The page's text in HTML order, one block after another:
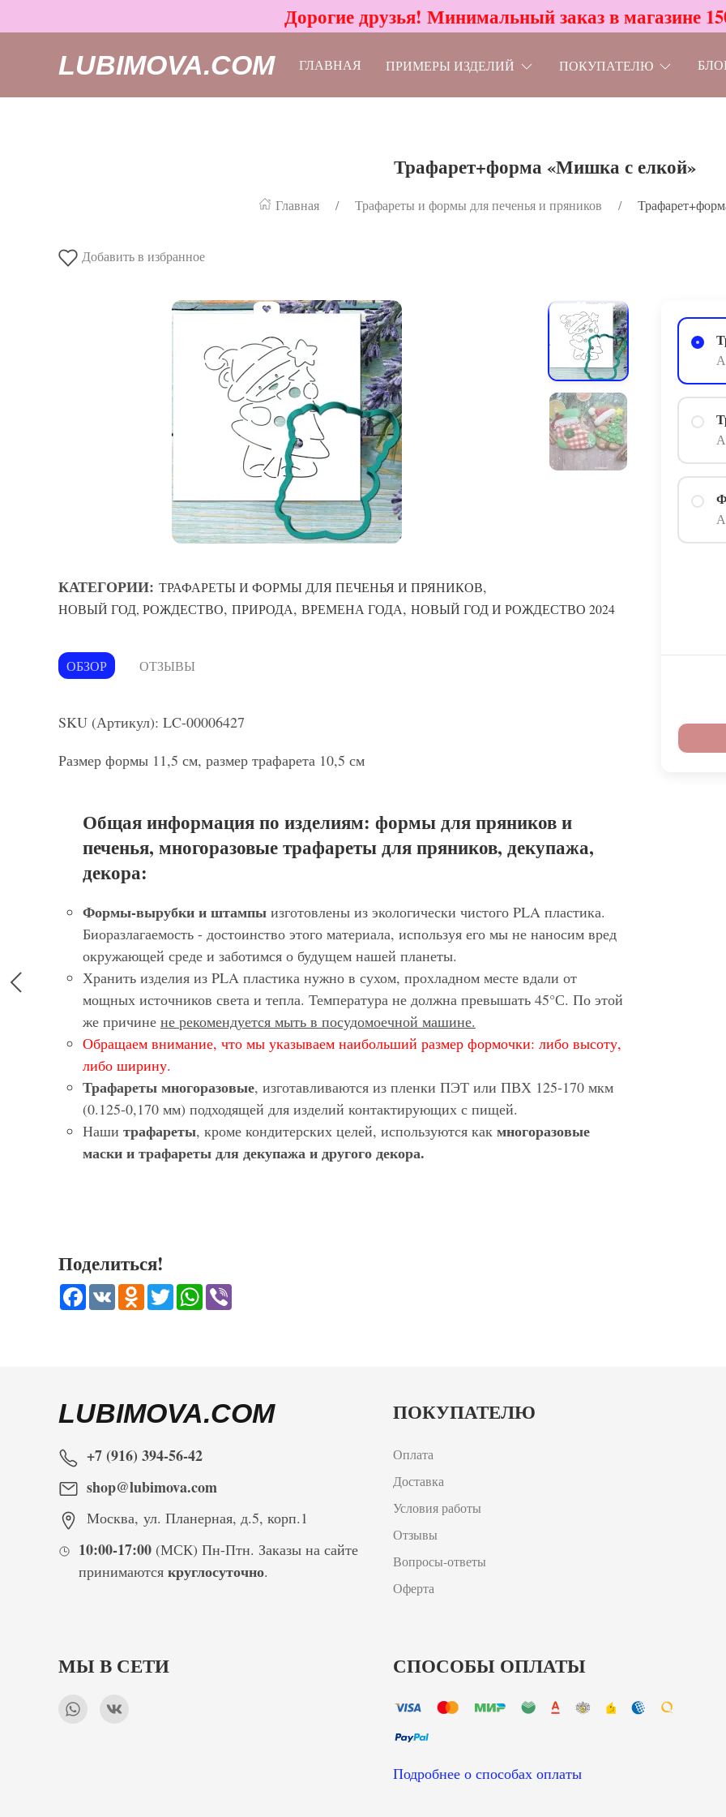
Дорогие друзья! Минимальный заказ в магазине
LUBIMOVA.COM ГЛАВНАЯ ПРИМЕРЫ ИЗДЕЛИЙ ПОКУПАТЕЛЮ
Трафарет+форма «Мишка с елкой»
Главная Трафареты и формы для печенья и пряников
Добавить в избранное
КАТЕГОРИИ: ТРАФАРЕТЫ И ФОРМЫ ДЛЯ ПЕЧЕНЬЯ И ПРЯНИКОВ,
НОВЫЙ ГОД, РОЖДЕСТВО, ПРИРОДА, ВРЕМЕНА ГОДА, НОВЫЙ ГОД И РОЖДЕСТВО 2024
ОБЗОР ОТЗЫВЫ
SKU (Артикул): LC-00006427
Размер формы 11,5 см, размер трафарета 10,5 см
Общая информация по изделиям: формы для пряников и
печенья, многоразовые трафареты для пряников, декупажа,
декора:
Формы-вырубки и штампы изготовлены из экологически чистого PLA пластика.
Биоразлагаемость - достоинство этого материала, используя его мы не наносим вред
окружающей среде и заботимся о будущем нашей планеты.
Хранить изделия из PLA пластика нужно в сухом, прохладном месте вдали от
мощных источников света и тепла. Температура не должна превышать 45°С. По этой
же причине не рекомендуется мыть в посудомоечной машине.
Обращаем внимание, что мы указываем наибольший размер формочки: либо высоту,
либо ширину.
Трафареты многоразовые, изготавливаются из пленки ПЭТ или ПВХ 125-170 мкм
(0.125-0,170 мм) подходящей для изделий контактирующих с пищей.
Наши трафареты, кроме кондитерских целей, используются как многоразовые
маски и трафареты для декупажа и другого декора.
Поделиться!
Facebook
VK Odnoklassniki
TwitterWhatsApp
LUBIMOVA.COM
+7 (916) 394-56-42
shop@lubimova.com
Москва, ул. Планерная, д.5, корп.1
10:00-17:00(МСК) Пн-Птн. Заказы на сайте
принимаются круглосуточно.
ПОКУПАТЕЛЮ
Оплата
Доставка
Условия работы
Отзывы
Вопросы-ответы
Оферта
МЫ В СЕТИ СПОСОБЫ ОПЛАТЫ
Подробнее о способах оплаты